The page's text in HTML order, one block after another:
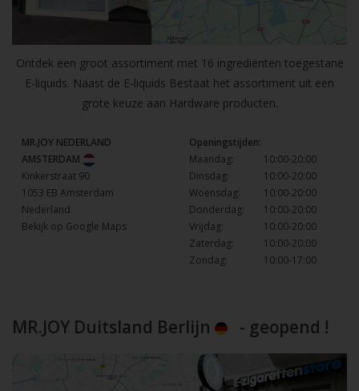
Ontdek een groot assortiment met 16 ingrediënten toegestane
E-liquids. Naast de E-liquids Bestaat het assortiment uit een
grote keuze aan Hardware producten.
MR.JOY NEDERLAND
AMSTERDAM
Kinkerstraat 90
1053 EB Amsterdam
Nederland
Bekijk op Google Maps
Openingstijden:
Maandag:
10:00-20:00
Dinsdag:
10:00-20:00
Woensdag:
10:00-20:00
Donderdag:
10:00-20:00
Vrijdag:
10:00-20:00
Zaterdag:
10:00-20:00
Zondag:
10:00-17:00
MR.JOY Duitsland Berlijn - geopend !